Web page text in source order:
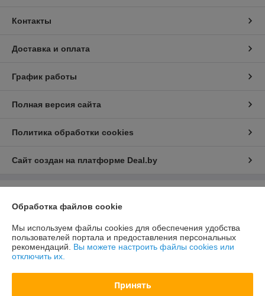
Контакты
Доставка и оплата
График работы
Полная версия сайта
Политика обработки cookies
Сайт создан на платформе Deal.by
224000, г. Брест, ул. Советской Конституции, д. 18
Регистрационный номер ЕГР: 291551055
Регистрационный орган: Администрация Московского района г. Бреста
Обработка файлов cookie
Мы используем файлы cookies для обеспечения удобства
пользователей портала и предоставления персональных
рекомендаций. Вы можете настроить файлы cookies или
отключить их.
Принять